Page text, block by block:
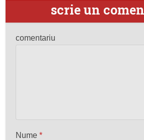
scrie un
comentariu
Nume*